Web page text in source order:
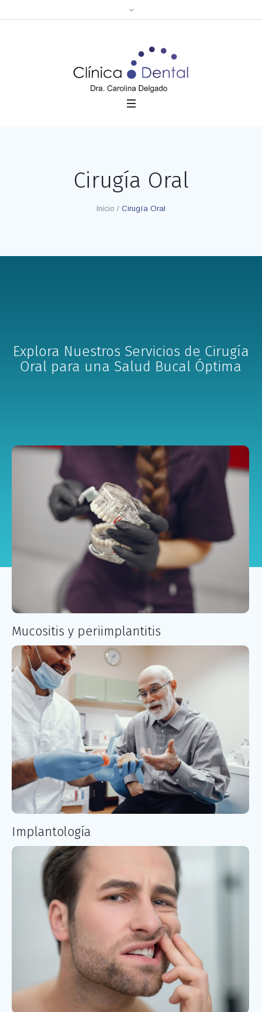
Cirugía Oral
Inicio / Cirugía Oral
Explora Nuestros Servicios de Cirugía
Oral para una Salud Bucal Óptima
Mucositis y periimplantitis
Implantología